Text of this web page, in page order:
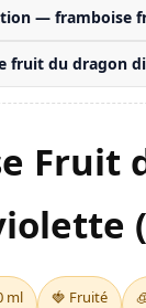
— framboise
fruit du dragon
Fruit
ml 🍓 Fruité